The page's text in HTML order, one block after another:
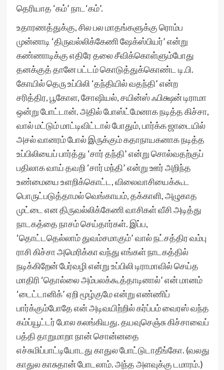
தெரியாத ‘கம்’ நாட‘கம்’.
உதாரணத்துக்கு, சில பல மாதங்களுக்கு ரொம்ப
முன்னாடி ‘திருவல்லிக்கேணி ஷேக்ஸ்பியர்’ என்று
கண்ணாடிக்கு எதிரே தலை சீவிக்கொள்ளும்போது
தனக்குத் தானே பட்டம் கொடுத்துக்கொண்ட டி.பி.
கோயில் தெரு உப்பிலி ‘தந்தியில் வதந்தி’ என்ற
சரித்திர, பூகோள, சோஷியல், சயின்ஸ் ஃபிக்ஷன் டிராமா
ஒன்று போட்டான். அதில் போஸ்ட்மேனாக நடித்த கிச்சா,
வால் மட்டும் மாட்டிவிட்டால் போதும், பார்க்க ஜாடையில்
அசல் வானரம் போல் இருக்கும் கதாநாயகனாக நடித்த
உப்பிலியைப் பார்த்து ‘சார் தந்தி’ என்று சொல்வதற்குப்
பதிலாக வாய் தவறி ‘சார் மந்தி’ என்று ஊர் அறிந்த
உண்மையை உளறிக்கொட்ட, விலைவாசியைக்கூட
பொருட்படுத்தாமல் வெங்காயம், தக்காளி, அழுகாத
முட்டை என திருவல்லிக்கேணி வாசிகள் வீசி அடித்து
நாடகத்தை நாசம் செய்தார்கள். இப்ப,
‘தொட்டதெல்லாம் துவம்சமாகும்’ வால் நட்சத்திர வம்பு
ராசி கிச்சா அமெரிக்கா வந்து எங்கள் நாடகத்தில்
நடிக்கிறேன் பேர்வழி என்று உப்பிலி டிராமாவில் செய்த
மாதிரி ‘தொல்லை அம்பலக்கூத்தாடினால்’ என் மானம்
‘டைட்டானிக்’ ஏறி மூழ்குமே என்று எண்ணிப்
பார்க்கும்போதே என் அடிவயிற்றில் கர்ப்பம் வைரஸ் வந்த
கம்ப்யூட்டர் போல கலங்கியது. தயவுசெஞ்சு கிச்சாவைப்
பத்தி தாறுமாறா நான் சொன்னதை
எச்சுமிப்பாட்டியோடது காதுல போட்டுடாதீங்கோ. (வலது
காதுல காசுதான் போடலாம். அந்த அளவுக்கு டமாரம்.)